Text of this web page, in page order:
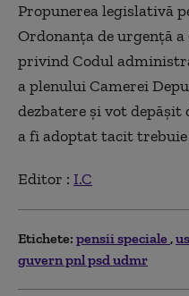
Propunerea legislativă
Ordonanţa de urgenţă
privind Codul
a plenului Camerei
dezbatere şi vot
a fi adoptat tacit
Editor : I.C
Etichete: pensii speciale
guvern pnl psd udmr